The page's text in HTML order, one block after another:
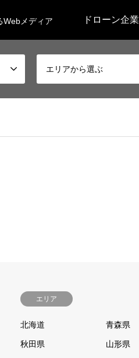
Webメディア ドローン企業
エリアから選ぶ
エリア
北海道 青森県
秋田県 山形県